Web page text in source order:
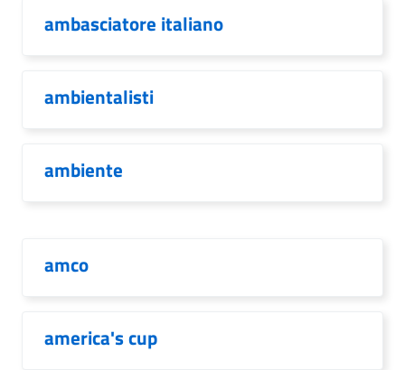
ambasciatore italiano
ambientalisti
ambiente
amco
america's cup